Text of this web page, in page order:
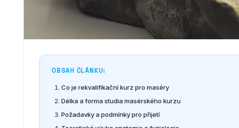
OBSAH ČLÁNKU:
Co je rekvalifikační kurz pro maséry
Délka a forma studia masérského kurzu
Požadavky a podmínky pro přijetí